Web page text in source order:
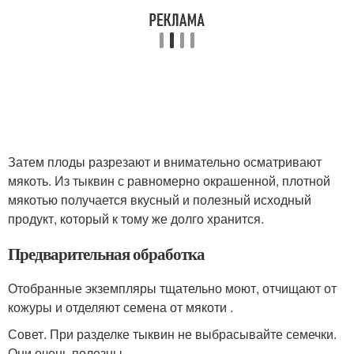
Затем плоды разрезают и внимательно осматривают
мякоть. Из тыквин с равномерно окрашенной, плотной
мякотью получается вкусный и полезный исходный
продукт, который к тому же долго хранится.
Предварительная обработка
Отобранные экземпляры тщательно моют, отчищают от
кожуры и отделяют семена от мякоти .
Совет. При разделке тыквин не выбрасывайте семечки.